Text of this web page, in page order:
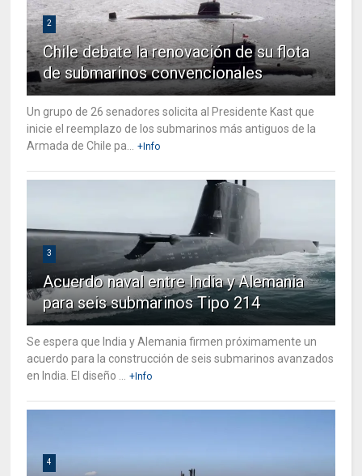
2
Chile debate la renovación de su flota
de submarinos convencionales
Un grupo de 26 senadores solicita al Presidente Kast que
inicie el reemplazo de los submarinos más antiguos de la
Armada de Chile pa...
+Info
3
Acuerdo naval entre India y Alemania
para seis submarinos Tipo 214
Se espera que India y Alemania firmen próximamente un
acuerdo para la construcción de seis submarinos avanzados
en India. El diseño ...
+Info
4